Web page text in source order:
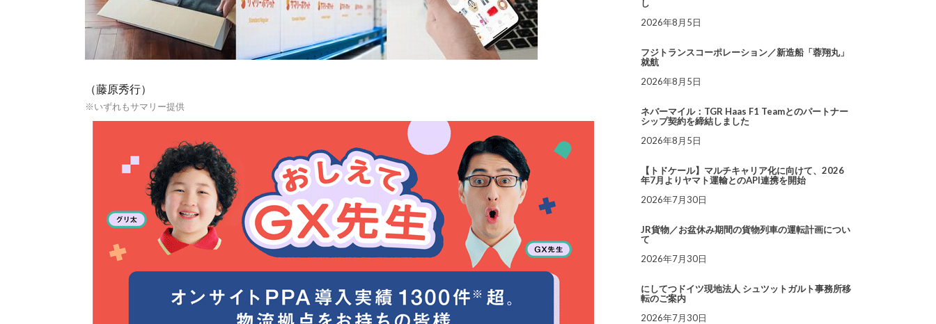
（藤原秀行）
※いずれもサマリー提供
し
2026年8月5日
フジトランスコーポレーション／新造船「蓉翔丸」
就航
2026年8月5日
ネバーマイル：TGR Haas F1 Teamとのパートナー
シップ契約を締結しました
2026年8月5日
【トドケール】マルチキャリア化に向けて、2026
年7月よりヤマト運輸とのAPI連携を開始
2026年7月30日
JR貨物／お盆休み期間の貨物列車の運転計画につい
て
2026年7月30日
にしてつドイツ現地法人 シュツットガルト事務所移
転のご案内
2026年7月30日